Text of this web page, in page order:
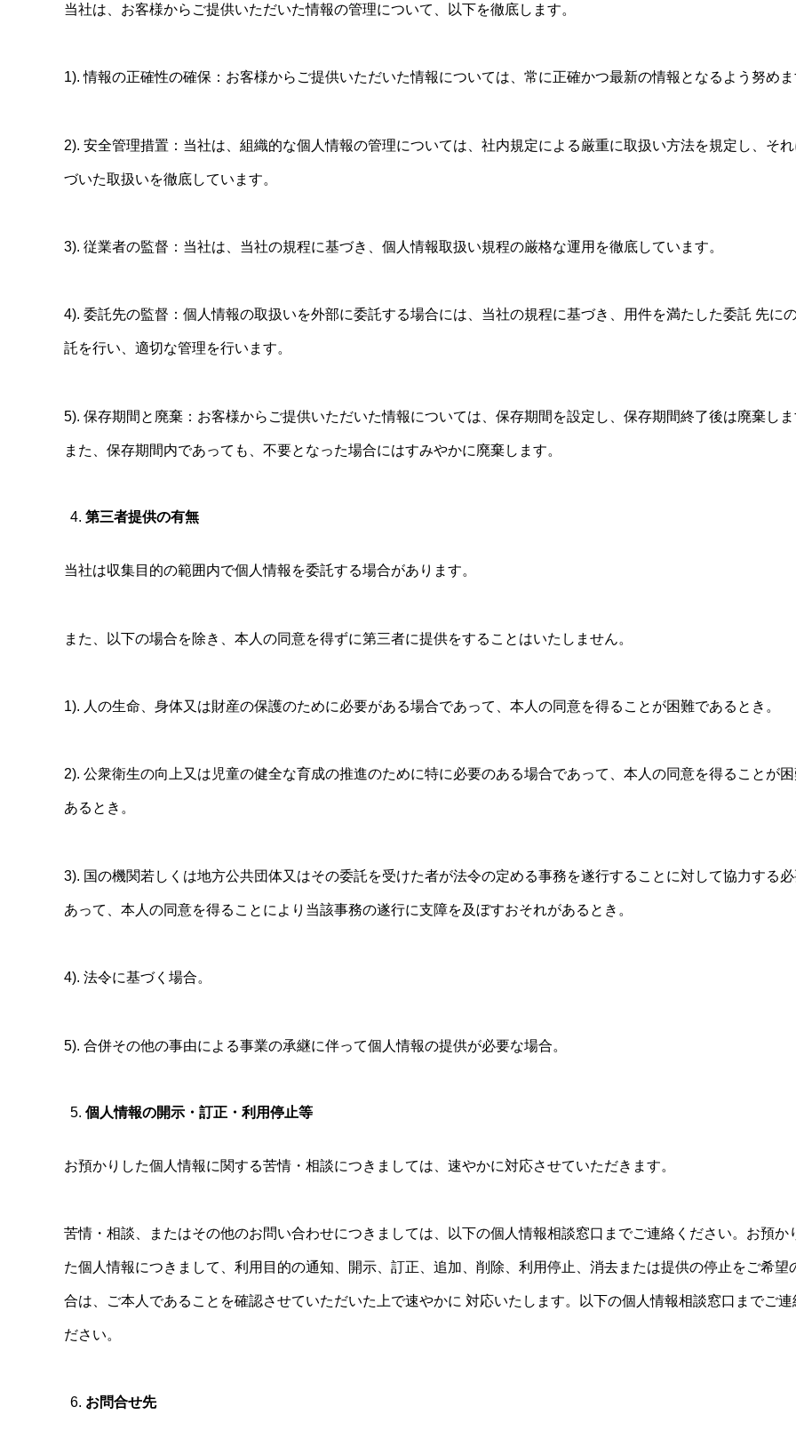
当社は、お客様からご提供いただいた情報の管理について、以下を徹底します。
1). 情報の正確性の確保：お客様からご提供いただいた情報については、常に正確かつ最新の情報となるよう努めま
2). 安全管理措置：当社は、組織的な個人情報の管理については、社内規定による厳重に取扱い方法を規定し、そ
づいた取扱いを徹底しています。
3). 従業者の監督：当社は、当社の規程に基づき、個人情報取扱い規程の厳格な運用を徹底しています。
4). 委託先の監督：個人情報の取扱いを外部に委託する場合には、当社の規程に基づき、用件を満たした委託 先に
託を行い、適切な管理を行います。
5). 保存期間と廃棄：お客様からご提供いただいた情報については、保存期間を設定し、保存期間終了後は廃棄しま
また、保存期間内であっても、不要となった場合にはすみやかに廃棄します。
第三者提供の有無
当社は収集目的の範囲内で個人情報を委託する場合があります。
また、以下の場合を除き、本人の同意を得ずに第三者に提供をすることはいたしません。
1). 人の生命、身体又は財産の保護のために必要がある場合であって、本人の同意を得ることが困難であるとき。
2). 公衆衛生の向上又は児童の健全な育成の推進のために特に必要のある場合であって、本人の同意を得ることが
あるとき。
3). 国の機関若しくは地方公共団体又はその委託を受けた者が法令の定める事務を遂行することに対して協力する
あって、本人の同意を得ることにより当該事務の遂行に支障を及ぼすおそれがあるとき。
4). 法令に基づく場合。
5). 合併その他の事由による事業の承継に伴って個人情報の提供が必要な場合。
個人情報の開示・訂正・利用停止等
お預かりした個人情報に関する苦情・相談につきましては、速やかに対応させていただきます。
苦情・相談、またはその他のお問い合わせにつきましては、以下の個人情報相談窓口までご連絡ください。お預か
た個人情報につきまして、利用目的の通知、開示、訂正、追加、削除、利用停止、消去または提供の停止をご希望
合は、ご本人であることを確認させていただいた上で速やかに 対応いたします。以下の個人情報相談窓口までご連
ださい。
お問合せ先